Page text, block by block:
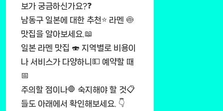
보가 궁금하신가요?❓
남동구 일본에 대한 추천⭐ 라멘 🍥
맛집을 알아보세요.📖
일본 라멘 맛집 🍣 지역별로 비용이
나 서비스가 다양하니💵 예약할 때
📅
주의할 점이나🛑 숙지해야 할 것📋
들도 아래에서 확인해보세요. 👇